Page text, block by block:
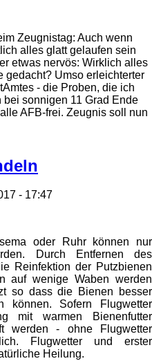
Zeugnistag: Auch wenn
alles glatt gelaufen sein
etwas nervös: Wirklich alles
gedacht? Umso erleichterter
- die Proben, die ich
bei sonnigen 11 Grad Ende
AFB-frei. Zeugnis soll nun
- 17:47
oder Ruhr können nur
Durch Entfernen des
Reinfektion der Putzbienen
auf wenige Waben werden
so dass die Bienen besser
können. Sofern Flugwetter
mit warmen Bienenfutter
werden - ohne Flugwetter
Flugwetter und erster
Heilung.